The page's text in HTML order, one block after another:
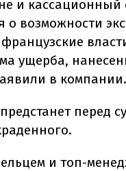
и кассационный
возможности
ущерба,
в компании.
перед
и топ-